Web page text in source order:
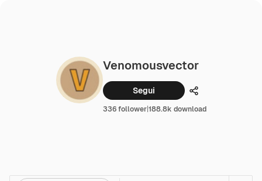
Venomousvector
Segui Condividi
336 follower|188.8k download